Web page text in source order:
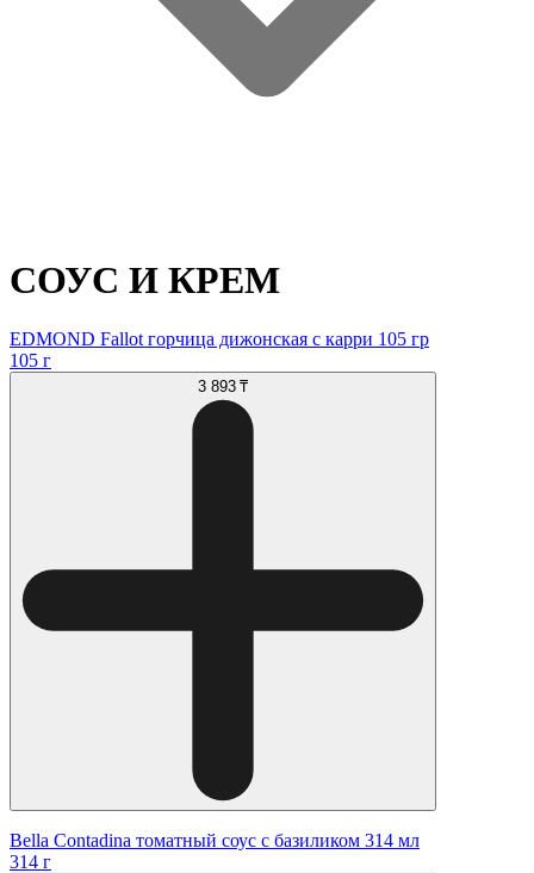
СОУС И КРЕМ
EDMOND Fallot горчица дижонская с карри 105 гр
105 г
3 893 ₸
Bella Contadina томатный соус с базиликом 314 мл
314 г